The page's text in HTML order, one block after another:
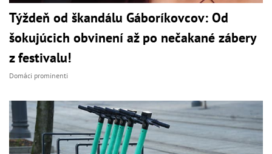
Týždeň od škandálu Gáboríkovcov: Od
šokujúcich obvinení až po nečakané zábery
z festivalu!
Domáci prominenti